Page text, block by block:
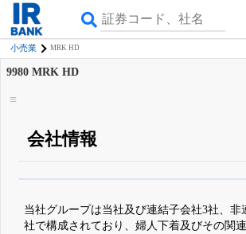
小売業 MRK HD
9980 MRK HD
会社情報
詳しく見られる無料でβ版をはじめる
登録すると永久30%OFFと米株版の先
当社グループは当社及び連結子会社3社、非
社で構成されており、婦人下着及びその関